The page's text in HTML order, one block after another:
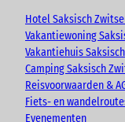
Hotel Saksisch
Vakantiewoning
Vakantiehuis
Camping Saksisch
Reisvoorwaarden &
Fiets- en
Evenementen